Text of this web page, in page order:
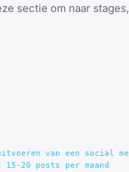
sectie om naar
van een social
15-20 posts per maand